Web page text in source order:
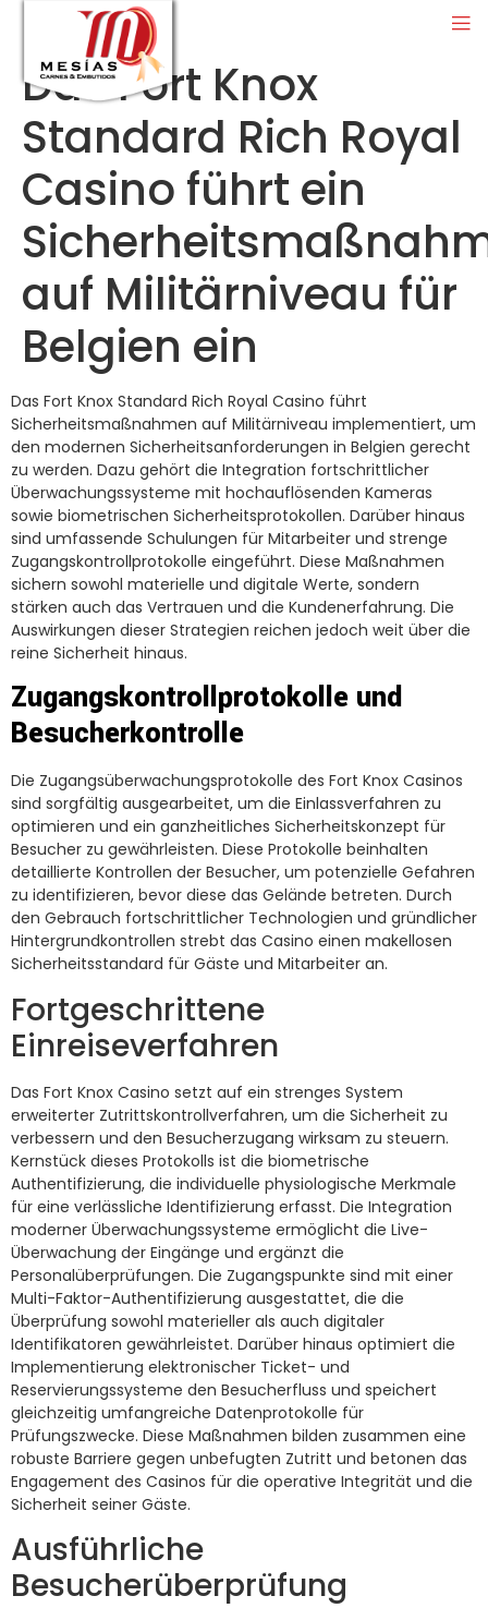
Das Fort Knox
Standard Rich Royal
Casino führt ein
auf Militärniveau für
Belgien ein
Das Fort Knox Standard Rich Royal Casino führt
Sicherheitsmaßnahmen auf Militärniveau implementiert, um
den modernen Sicherheitsanforderungen in Belgien gerecht
zu werden. Dazu gehört die Integration fortschrittlicher
Überwachungssysteme mit hochauflösenden Kameras
sowie biometrischen Sicherheitsprotokollen. Darüber hinaus
sind umfassende Schulungen für Mitarbeiter und strenge
Zugangskontrollprotokolle eingeführt. Diese Maßnahmen
sichern sowohl materielle und digitale Werte, sondern
stärken auch das Vertrauen und die Kundenerfahrung. Die
Auswirkungen dieser Strategien reichen jedoch weit über die
reine Sicherheit hinaus.
Zugangskontrollprotokolle und
Besucherkontrolle
Die Zugangsüberwachungsprotokolle des Fort Knox Casinos
sind sorgfältig ausgearbeitet, um die Einlassverfahren zu
optimieren und ein ganzheitliches Sicherheitskonzept für
Besucher zu gewährleisten. Diese Protokolle beinhalten
detaillierte Kontrollen der Besucher, um potenzielle Gefahren
zu identifizieren, bevor diese das Gelände betreten. Durch
den Gebrauch fortschrittlicher Technologien und gründlicher
Hintergrundkontrollen strebt das Casino einen makellosen
Sicherheitsstandard für Gäste und Mitarbeiter an.
Fortgeschrittene
Einreiseverfahren
Das Fort Knox Casino setzt auf ein strenges System
erweiterter Zutrittskontrollverfahren, um die Sicherheit zu
verbessern und den Besucherzugang wirksam zu steuern.
Kernstück dieses Protokolls ist die biometrische
Authentifizierung, die individuelle physiologische Merkmale
für eine verlässliche Identifizierung erfasst. Die Integration
moderner Überwachungssysteme ermöglicht die Live-
Überwachung der Eingänge und ergänzt die
Personalüberprüfungen. Die Zugangspunkte sind mit einer
Multi-Faktor-Authentifizierung ausgestattet, die die
Überprüfung sowohl materieller als auch digitaler
Identifikatoren gewährleistet. Darüber hinaus optimiert die
Implementierung elektronischer Ticket- und
Reservierungssysteme den Besucherfluss und speichert
gleichzeitig umfangreiche Datenprotokolle für
Prüfungszwecke. Diese Maßnahmen bilden zusammen eine
robuste Barriere gegen unbefugten Zutritt und betonen das
Engagement des Casinos für die operative Integrität und die
Sicherheit seiner Gäste.
Ausführliche
Besucherüberprüfung